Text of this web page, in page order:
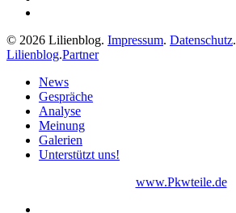
© 2026 Lilienblog. Impressum. Datenschutz.
Lilienblog.Partner
Close
Menu
News
Gespräche
Analyse
Meinung
Galerien
Unterstützt uns!
www.Pkwteile.de